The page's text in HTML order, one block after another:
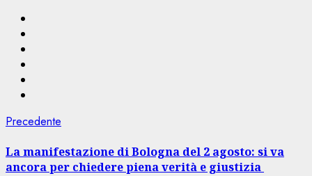
Navigazione
articolo
Precedente
La manifestazione di Bologna del 2 agosto: si va
ancora per chiedere piena verità e giustizia